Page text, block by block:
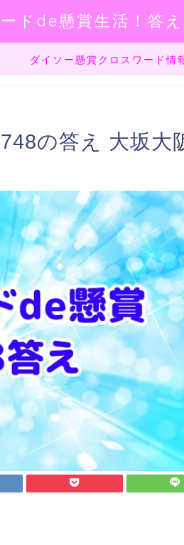
ドde懸賞生活！答
ダイソー懸賞クロスワード情
の答え 大坂大